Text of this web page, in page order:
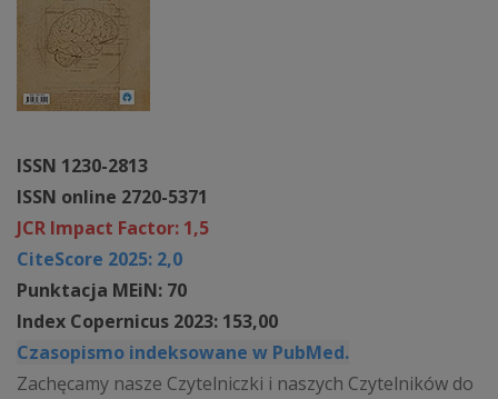
ISSN 1230-2813
ISSN online 2720-5371
JCR Impact Factor: 1,5
CiteScore 2025: 2,0
Punktacja MEiN: 70
Index Copernicus 2023: 153,00
Czasopismo indeksowane w PubMed.
Zachęcamy nasze Czytelniczki i naszych Czytelników do